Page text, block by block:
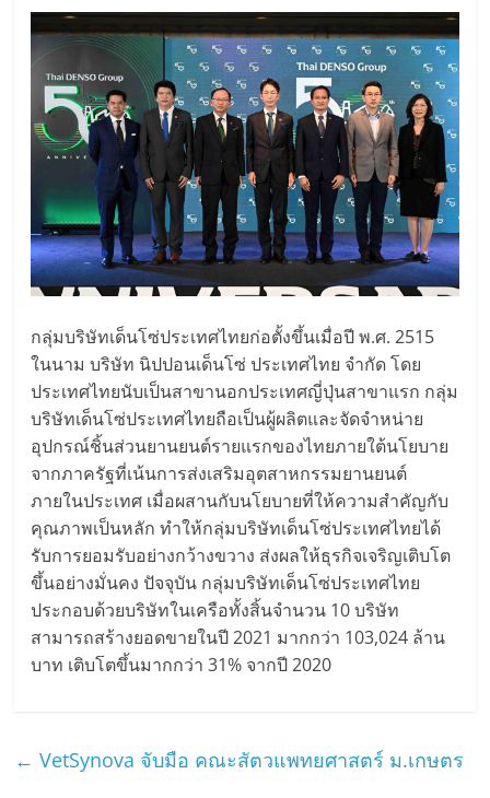
กลุ่มบริษัทเด็นโซ่ประเทศไทยก่อตั้งขึ้นเมื่อปี พ.ศ. 2515
ในนาม บริษัท นิปปอนเด็นโซ่ ประเทศไทย จำกัด โดย
ประเทศไทยนับเป็นสาขานอกประเทศญี่ปุ่นสาขาแรก กลุ่ม
บริษัทเด็นโซ่ประเทศไทยถือเป็นผู้ผลิตและจัดจำหน่าย
อุปกรณ์ชิ้นส่วนยานยนต์รายแรกของไทยภายใต้นโยบาย
จากภาครัฐที่เน้นการส่งเสริมอุตสาหกรรมยานยนต์
ภายในประเทศ เมื่อผสานกับนโยบายที่ให้ความสำคัญกับ
คุณภาพเป็นหลัก ทำให้กลุ่มบริษัทเด็นโซ่ประเทศไทยได้
รับการยอมรับอย่างกว้างขวาง ส่งผลให้ธุรกิจเจริญเติบโต
ขึ้นอย่างมั่นคง ปัจจุบัน กลุ่มบริษัทเด็นโซ่ประเทศไทย
ประกอบด้วยบริษัทในเครือทั้งสิ้นจำนวน 10 บริษัท
สามารถสร้างยอดขายในปี 2021 มากกว่า 103,024 ล้าน
บาท เติบโตขึ้นมากกว่า 31% จากปี 2020
← VetSynova จับมือ คณะสัตวแพทยศาสตร์ ม.เกษตร